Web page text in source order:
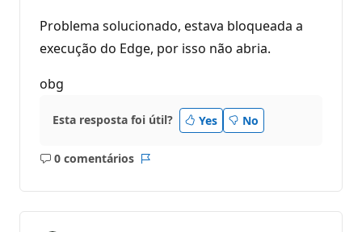
Problema solucionado, estava bloqueada a
execução do Edge, por isso não abria.
obg
Esta resposta foi útil? Yes No
0 comentários
Sem